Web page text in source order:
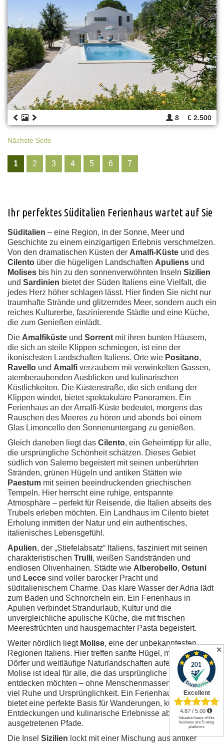
8 € 2.500
Nächste Seite
1 2 3 4 5 6 7
Ihr perfektes Süditalien Ferienhaus wartet auf Sie
Süditalien – eine Region, in der Sonne, Meer und
Geschichte zu einem einzigartigen Erlebnis verschmelzen.
Von den dramatischen Küsten der Amalfi-Küste und des
Cilento über die hügeligen Landschaften Apuliens und
Molises bis hin zu den sonnenverwöhnten Inseln Sizilien
und Sardinien bietet der Süden Italiens eine Vielfalt, die
jedes Herz höher schlagen lässt. Hier finden Sie nicht nur
traumhafte Strände und glitzerndes Meer, sondern auch ein
reiches Kulturerbe, faszinierende Städte und eine Küche,
die zum Genießen einlädt.
Die Amalfiküste und Sorrent mit ihren bunten Häusern,
die sich an steile Klippen schmiegen, ist eine der
ikonischsten Landschaften Italiens. Orte wie Positano,
Ravello und Amalfi verzaubern mit verwinkelten Gassen,
atemberaubenden Ausblicken und kulinarischen
Köstlichkeiten. Die Küstenstraße, die sich entlang der
Klippen windet, bietet spektakuläre Panoramen. Ein
Ferienhaus an der Amalfi-Küste bedeutet, morgens das
Rauschen des Meeres zu hören und abends bei einem
Glas Limoncello den Sonnenuntergang zu genießen.
Gleich daneben liegt das Cilento, ein Geheimtipp für alle,
die ursprüngliche Schönheit schätzen. Dieses Gebiet
südlich von Salerno begeistert mit seinen unberührten
Stränden, grünen Hügeln und antiken Stätten wie
Paestum mit seinen beeindruckenden griechischen
Tempeln. Hier herrscht eine ruhige, entspannte
Atmosphäre – perfekt für Reisende, die Italien abseits des
Trubels erleben möchten. Ein Landhaus im Cilento bietet
Erholung inmitten der Natur und ein authentisches,
italienisches Lebensgefühl.
Apulien, der „Stiefelabsatz“ Italiens, fasziniert mit seinen
charakteristischen Trulli, weißen Sandstränden und
endlosen Olivenhainen. Städte wie Alberobello, Ostuni
und Lecce sind voller barocker Pracht und
süditalienischem Charme. Das klare Wasser der Adria lädt
zum Baden und Schnorcheln ein. Ein Ferienhaus in
Apulien verbindet Strandurlaub, Kultur und die
unvergleichliche apulische Küche, die mit frischen
Meeresfrüchten und hausgemachter Pasta begeistert.
Weiter nördlich liegt Molise, eine der unbekanntesten
Regionen Italiens. Hier treffen sanfte Hügel, mittelalterliche
Dörfer und weitläufige Naturlandschaften aufeinander.
Molise ist ideal für alle, die das ursprüngliche Italien
entdecken möchten – ohne Menschenmassen, dafür mit
viel Ruhe und Ursprünglichkeit. Ein Ferienhaus in Molise
bietet eine perfekte Basis für Wanderungen, kulturelle
Entdeckungen und kulinarische Erlebnisse abseits der
ausgetretenen Pfade.
Die Insel Sizilien lockt mit einer Mischung aus antiker
✕